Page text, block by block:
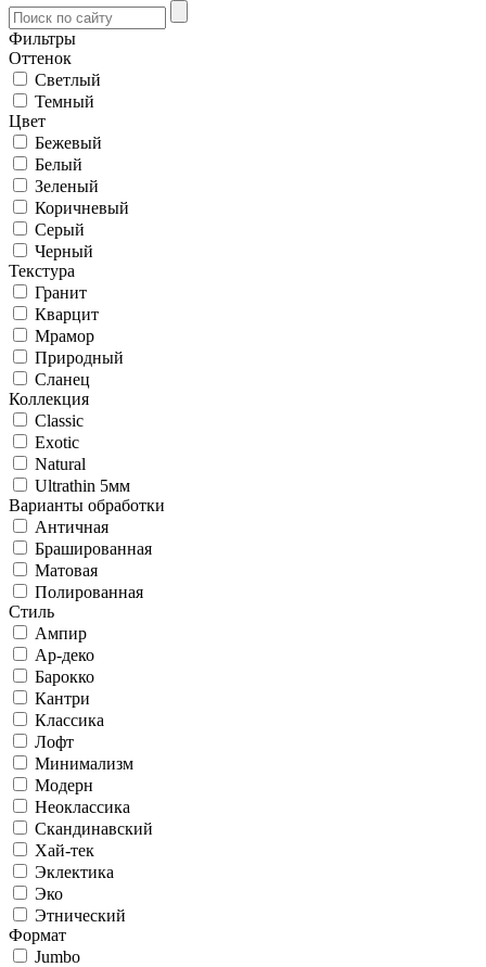
Фильтры
Оттенок
Светлый
Темный
Цвет
Бежевый
Белый
Зеленый
Коричневый
Серый
Черный
Текстура
Гранит
Кварцит
Мрамор
Природный
Сланец
Коллекция
Classic
Exotic
Natural
Ultrathin 5мм
Варианты обработки
Античная
Брашированная
Матовая
Полированная
Стиль
Ампир
Ар-деко
Барокко
Кантри
Классика
Лофт
Минимализм
Модерн
Неоклассика
Скандинавский
Хай-тек
Эклектика
Эко
Этнический
Формат
Jumbo